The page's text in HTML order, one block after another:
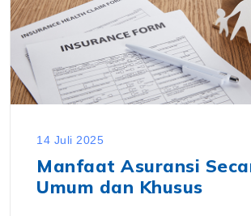
14 Juli 2025
Manfaat Asuransi
Umum dan Khusus